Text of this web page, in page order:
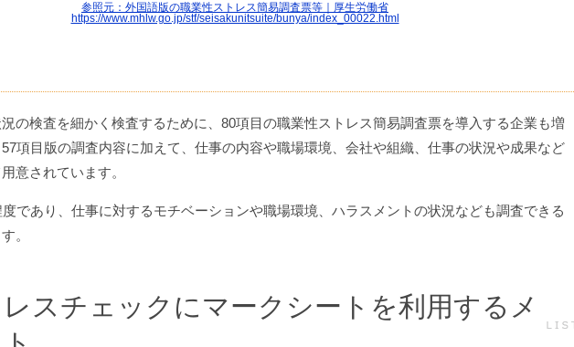
参照元：外国語版の職業性ストレス簡易調査票等｜厚生労働省
https://www.mhlw.go.jp/stf/seisakunitsuite/bunya/index_00022.html
の検査を細かく検査するために、80項目の職業性ストレス簡易調査票を導入する企業も増
項目版の調査内容に加えて、仕事の内容や職場環境、会社や組織、仕事の状況や成果など
意されています。
であり、仕事に対するモチベーションや職場環境、ハラスメントの状況なども調査できる
。
スチェックにマークシートを利用するメ